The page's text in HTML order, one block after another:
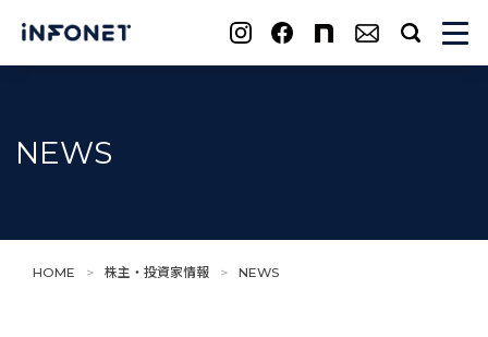
search
NEWS
HOME > 株主・投資家情報 > NEWS